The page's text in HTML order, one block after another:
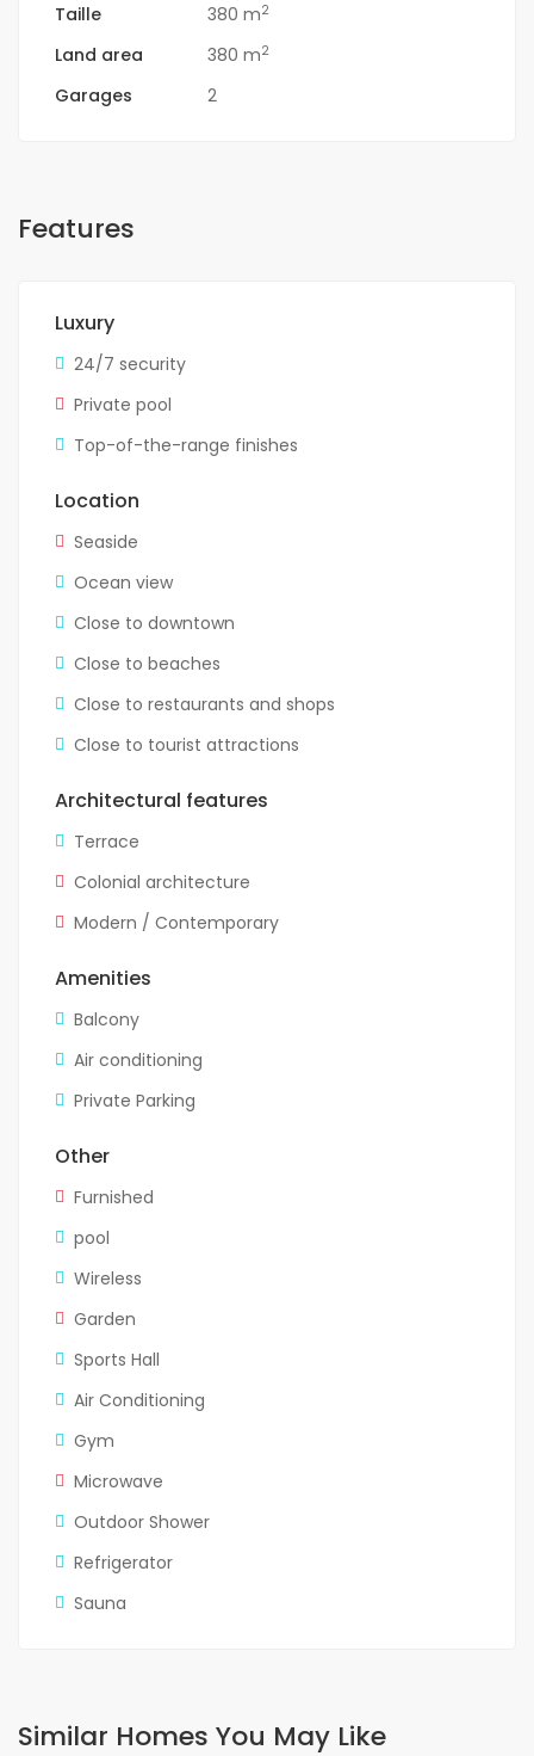
Taille
380 m2
Land area 380 m2
Garages 2
Features
Luxury
24/7 security
Private pool
Top-of-the-range finishes
Location
Seaside
Ocean view
Close to downtown
Close to beaches
Close to restaurants and shops
Close to tourist attractions
Architectural features
Terrace
Colonial architecture
Modern / Contemporary
Amenities
Balcony
Air conditioning
Private Parking
Other
Furnished
pool
Wireless
Garden
Sports Hall
Air Conditioning
Gym
Microwave
Outdoor Shower
Refrigerator
Sauna
Similar Homes You May Like